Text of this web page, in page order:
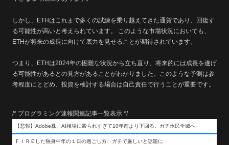
しかし、ETHはこれまで多くの試練を乗り越えてきた通貨であり、回復す
る可能性が高いと考えられています。 このような市場状況においても、
ETHが将来の成長に向けて底力を見せることが期待されています。
つまり、ETHは2024年の困難な状況から立ち直り、将来的には成長を遂げ
る可能性があるとの見方があることがわかりました。このような予測は参
考程度にとどめ、投資を検討する場合は自己責任で行うことが重要です。
/* プログラミング速報関連記事一覧表示 */
【悲報】Adobe株、AI相場に殴られすぎて10年前より下回る。ガチホ民全滅へ
ＦＩＲＥした独身中年の１日の過ごし方、ガチで厳しいと話題に